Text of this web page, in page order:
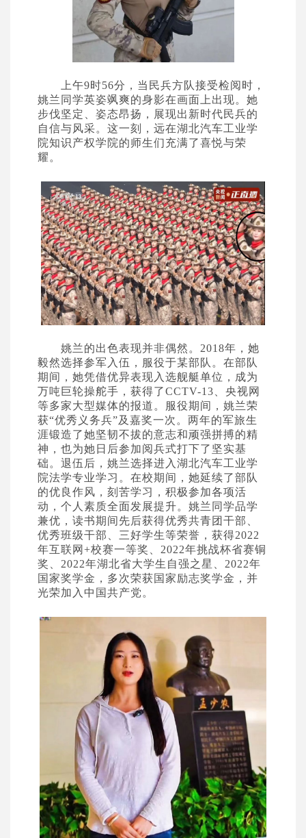
上午9时56分，当民兵方队接受检阅时，
姚兰 同学英姿飒爽的身影在画面上出现。她
步伐坚定、姿态昂扬，展现出新时代民兵的
自信与风采。这一刻，远在湖北汽车工业学
院知识产权学院的师生们充满了喜悦与荣
耀。
姚兰的出色表现并非偶然。 2018年，她
毅然选择参军入伍，服役于某部队。在部队
期间，她凭借优异表现入选舰艇单位，成为
万吨巨轮操舵手，获得了CCTV-13 、央视网
等多家大型媒体的报道。服役期间，姚兰荣
获“优秀义务兵”及嘉奖一次。两年的军旅生
涯锻造了她坚韧不拔的意志和顽强拼搏的精
神，也为她日后参加阅兵式打下了坚实基
础。退伍后，姚兰选择进入湖北汽车工业学
院法学专业学习。在校期间，她延续了部队
的优良作风， 刻苦学习，积极参加各项活
动，个人素质全面发展提升。 姚兰同学品学
兼优，读书期间先后获得优秀共青团干部、
优秀班级干部、三好学生等荣誉，获得2022
年互联网 +校赛一等奖、 2022年挑战杯省赛铜
奖、 2022年湖北省大学生自强之星、 2022年
国家奖学金，多次荣获国家励志奖学金，并
光荣加入中国共产党。